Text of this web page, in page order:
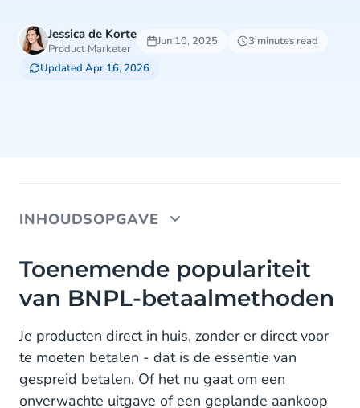
Jessica de Korte
Product Marketer
Jun 10, 2025
3 minutes read
Updated Apr 16, 2026
INHOUDSOPGAVE
Toenemende populariteit van BNPL-
betaalmethoden
Wat is dan wél verantwoord gespreid betalen?
in3 - voorbeeld voor een sociaal verantwoorde
BNPL-oplossing
Toenemende populariteit
van BNPL-betaalmethoden
Je producten direct in huis, zonder er direct voor
te moeten betalen - dat is de essentie van
gespreid betalen. Of het nu gaat om een
onverwachte uitgave of een geplande aankoop